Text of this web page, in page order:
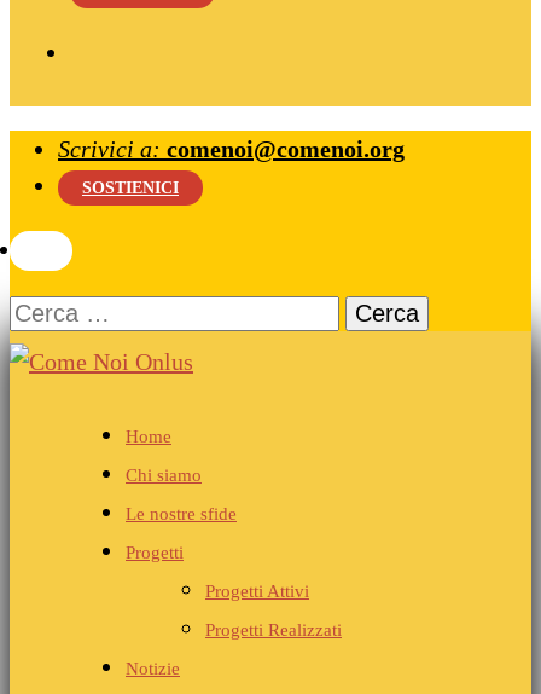
Scrivici a: comenoi@comenoi.org
SOSTIENICI
Ricerca
per:
Home
Chi siamo
Le nostre sfide
Progetti
Progetti Attivi
Progetti Realizzati
Notizie